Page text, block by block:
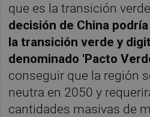
que es la transición
decisión de China
la transición verde y
denominado 'Pacto
conseguir que la región
neutra en 2050 y
cantidades masivas de